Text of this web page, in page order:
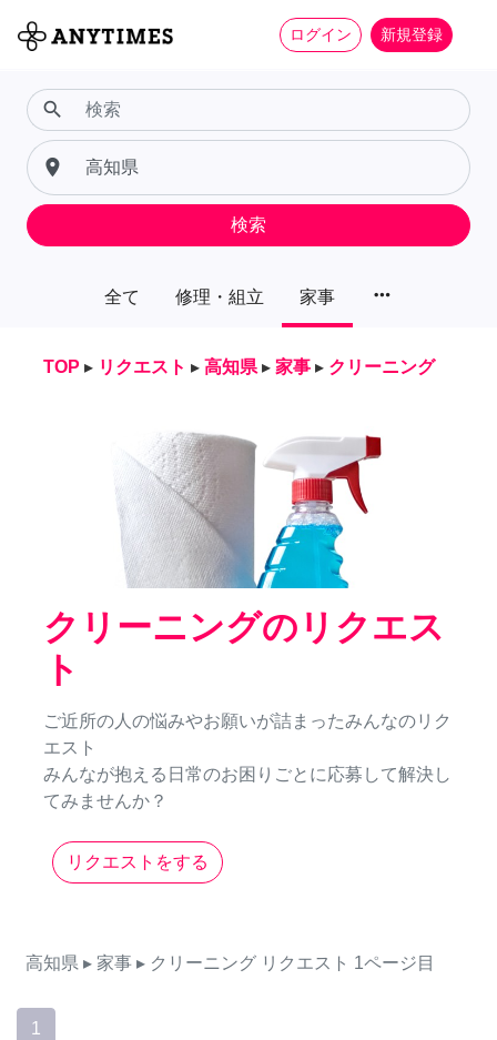
ログイン 新規登録
全て 修理・組立 家事 more_horiz
search
place
検索
TOP ▸ リクエスト ▸ 高知県 ▸ 家事 ▸ クリーニング
クリーニングのリクエス
ト
ご近所の人の悩みやお願いが詰まったみんなのリク
エスト
みんなが抱える日常のお困りごとに応募して解決し
てみませんか？
リクエストをする
高知県 ▸ 家事 ▸ クリーニング リクエスト 1ページ目
1